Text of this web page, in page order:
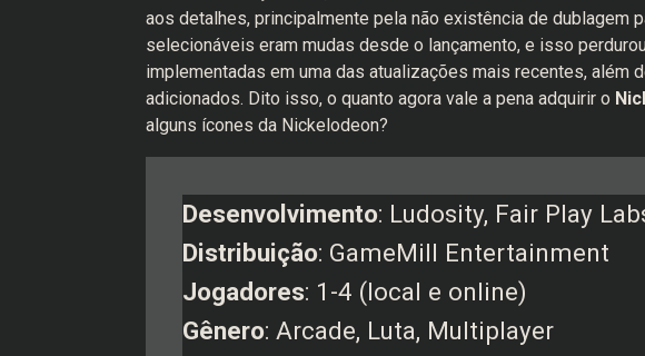
aos detalhes, principalmente pela não existência de dublagem
selecionáveis eram mudas desde o lançamento, e isso
implementadas em uma das atualizações mais recentes, além
adicionados. Dito isso, o quanto agora vale a pena adquirir o
alguns ícones da Nickelodeon?
Desenvolvimento: Ludosity, Fair Play
Distribuição: GameMill Entertainment
Jogadores: 1-4 (local e online)
Gênero: Arcade, Luta, Multiplayer